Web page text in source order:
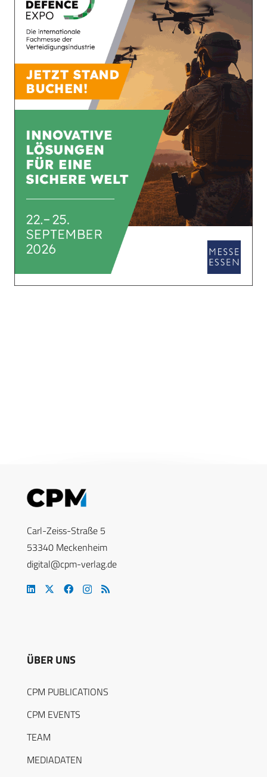
Carl-Zeiss-Straße 5
53340 Meckenheim
digital@cpm-verlag.de
ÜBER UNS
CPM PUBLICATIONS
CPM EVENTS
TEAM
MEDIADATEN